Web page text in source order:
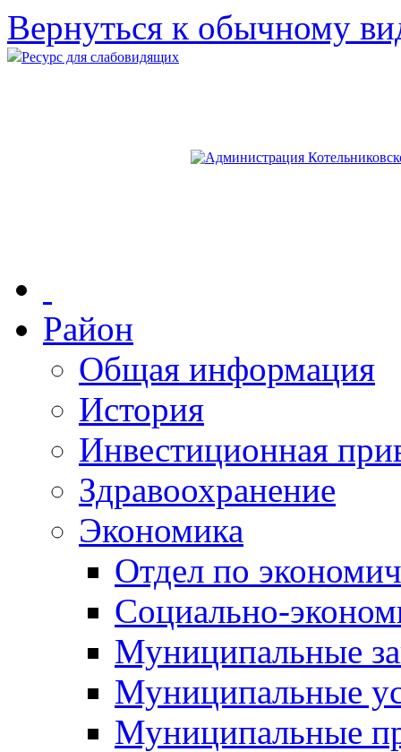
Вернуться к обычному
Ресурс для слабовидящих
Район
Общая информация
История
Инвестиционная
Здравоохранение
Экономика
Отдел по
Социально-
Муниципальные
Муниципальные
Муниципальные